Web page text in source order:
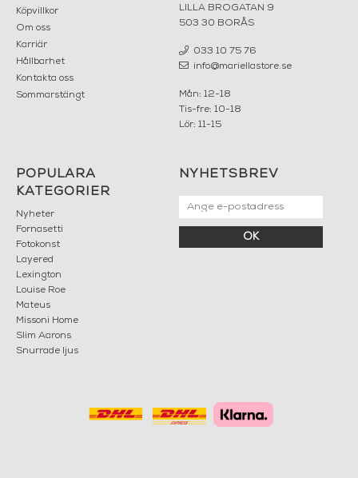
Köpvillkor
Om oss
Karriär
Hållbarhet
Kontakta oss
Sommarstängt
LILLA BROGATAN 9
503 30 BORÅS
033 10 75 76
info@mariellastore.se
Mån: 12-18
Tis-fre: 10-18
Lör: 11-15
POPULÄRA
KATEGORIER
Nyheter
Fornasetti
Fotokonst
Layered
Lexington
Louise Roe
Mateus
Missoni Home
Slim Aarons
Snurrade ljus
NYHETSBREV
OK